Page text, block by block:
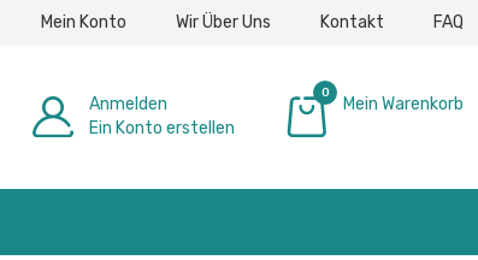
Mein Konto Wir Über Uns Kontakt FAQ
Anmelden
Ein Konto erstellen
0
Mein Warenkorb